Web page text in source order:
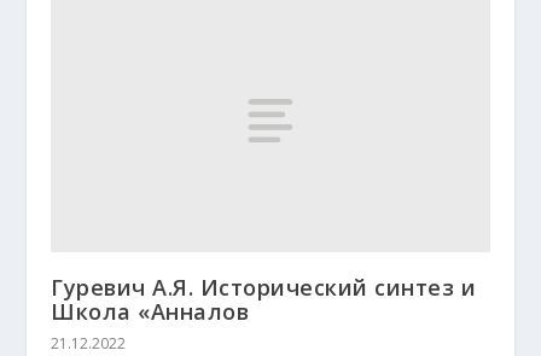
Гуревич А.Я. Исторический синтез и
Школа «Анналов
21.12.2022